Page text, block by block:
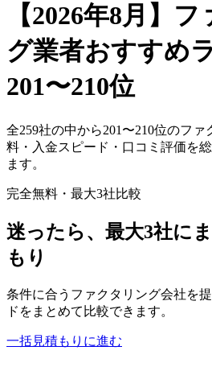
【2026年8月 】フ
グ業者おすすめ
201〜210位
全259社の中から201 〜210位のファ
料・入金スピード・口コミ評価を
ます。
完全無料・最大3社比較
迷ったら、最大3社に
もり
条件に合うファクタリング会社を
ドをまとめて比較できます。
一括見積もりに進む